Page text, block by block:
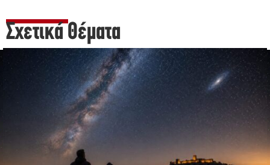
Σχετικά Θέματα